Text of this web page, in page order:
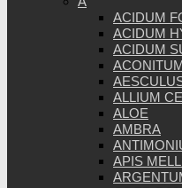
ACIDUM
ACIDUM
ACIDUM
ALLIUM
ALOE
AMBRA
APIS